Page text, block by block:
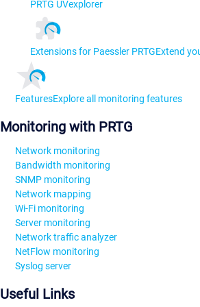
PRTG UVexplorer
Extensions for Paessler PRTGExtend
FeaturesExplore all monitoring features
Monitoring with PRTG
Network monitoring
Bandwidth monitoring
SNMP monitoring
Network mapping
Wi-Fi monitoring
Server monitoring
Network traffic analyzer
NetFlow monitoring
Syslog server
Useful Links